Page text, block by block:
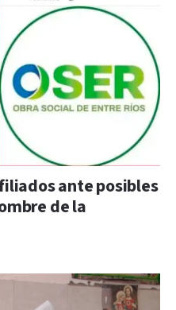
ante posibles
de la